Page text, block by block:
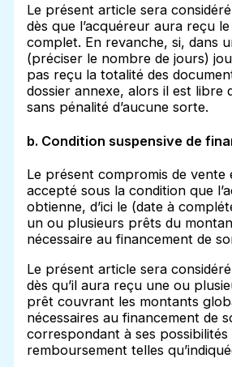
Le présent article sera
dès que l’acquéreur aura reçu
complet. En revanche, si, dans
(préciser le nombre de jours)
pas reçu la totalité des
dossier annexe, alors il est libre
sans pénalité d’aucune sorte.
b. Condition suspensive de
Le présent compromis de vente
accepté sous la condition que
obtienne, d’ici le (date à
un ou plusieurs prêts du
nécessaire au financement de
Le présent article sera
dès qu’il aura reçu une ou
prêt couvrant les montants
nécessaires au financement de
correspondant à ses possibilités
remboursement telles